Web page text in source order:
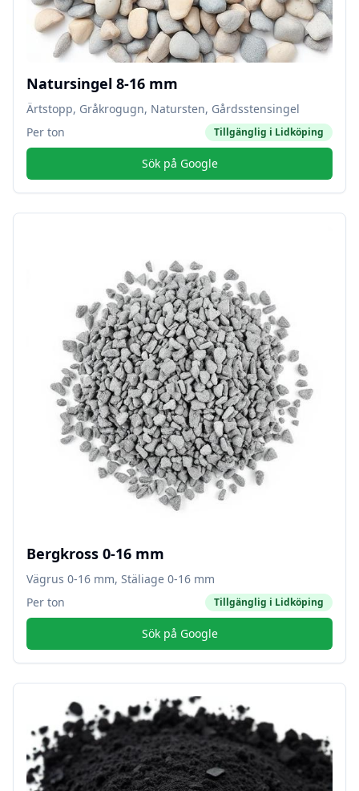
Natursingel 8-16 mm
Ärtstopp, Gråkrogugn, Natursten, Gårdsstensingel
Per ton
Tillgänglig i Lidköping
Sök på Google
Bergkross 0-16 mm
Vägrus 0-16 mm, Stäliage 0-16 mm
Per ton
Tillgänglig i Lidköping
Sök på Google